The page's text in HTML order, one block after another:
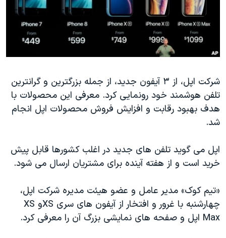
فرهنگ و زندگی
حقوق شهروندی
اسرائیل در جنگ
گالری عکس
مستندها
انتخابات ریاست جمهوری آمریکا ۲۰۲۴
حمله جمهوری اسلامی به اسرائیل
ورزش زنان در ایران
اعتراضات زن، زندگی، آزادی
دادگاه حمید نوری
قانون شفافیت دارائی کادر رهبری ایران
اعتراضات مردمی آبان ۹۸
دنبال کنید
زبانهای مختلفشرکت اپل، از ۳ آیفون جدید، از جمله بزرگترین و گرانترین
تلفن هوشمند خود رونمایی کرد. معرفی این محصولات با
هدف بهبود رقابت و افزایش فروش محصولات اپل انجام
شد.
اپل می گوید تلفن های جدید در اغلب کشورها قابل پیش
خرید است و از هفته آینده برای مشتریان ارسال می شود.
«تیم کوک» مدیر عامل و عضو هیئت مدیره شرکت اپل،
چهارشنبه با غرور و افتخار از آیفون های سری XSو XS
Max اپل و صفحه های نمایشی بزرگ آن را معرفی کرد.